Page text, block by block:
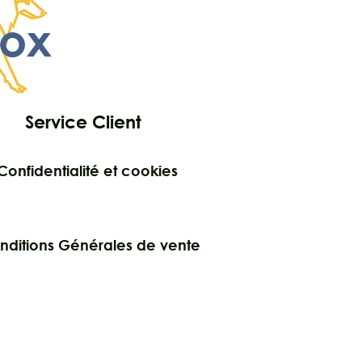
Service Client
et cookies
Générales de vente